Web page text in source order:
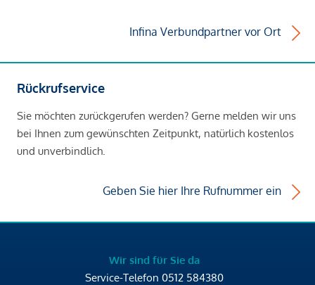
Infina Verbundpartner vor Ort
Rückrufservice
Sie möchten zurückgerufen werden? Gerne melden wir uns
bei Ihnen zum gewünschten Zeitpunkt, natürlich kostenlos
und unverbindlich.
Geben Sie hier Ihre Rufnummer ein
Wir sind für Sie da
Service-Telefon 0512 584380